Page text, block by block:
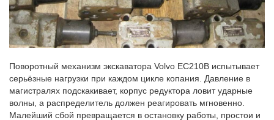
Поворотный механизм экскаватора Volvo EC210B испытывает
серьёзные нагрузки при каждом цикле копания. Давление в
магистралях подскакивает, корпус редуктора ловит ударные
волны, а распределитель должен реагировать мгновенно.
Малейший сбой превращается в остановку работы, простои и